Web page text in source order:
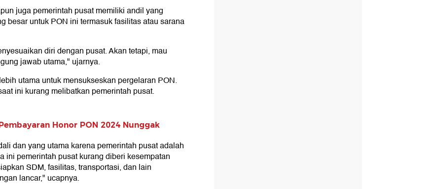
juga pemerintah pusat memiliki andil yang
besar untuk PON ini termasuk fasilitas atau sarana
diri dengan pusat. Akan tetapi, mau
jawab utama," ujarnya.
utama untuk mensukseskan pergelaran PON.
ini kurang melibatkan pemerintah pusat.
Honor PON 2024 Nunggak
dan yang utama karena pemerintah pusat adalah
ini pemerintah pusat kurang diberi kesempatan
SDM, fasilitas, transportasi, dan lain
lancar," ucapnya.